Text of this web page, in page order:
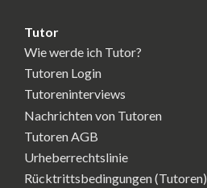
Tutor
Wie werde ich Tutor?
Tutoren Login
Tutoreninterviews
Nachrichten von Tutoren
Tutoren AGB
Urheberrechtslinie
Rücktrittsbedingungen (Tutoren)